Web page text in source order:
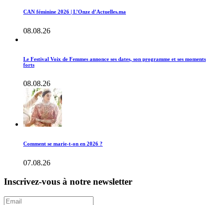
CAN féminine 2026 | L’Onze d’Actuelles.ma
08.08.26
Le Festival Voix de Femmes annonce ses dates, son programme et ses moments
forts
08.08.26
Comment se marie-t-on en 2026 ?
07.08.26
Inscrivez-vous à notre newsletter